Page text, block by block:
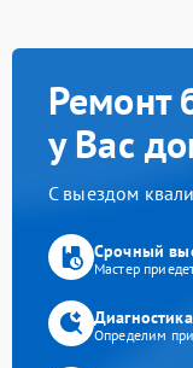
Ремонт
у Вас
С выездом
Срочный
Мастер
Определим